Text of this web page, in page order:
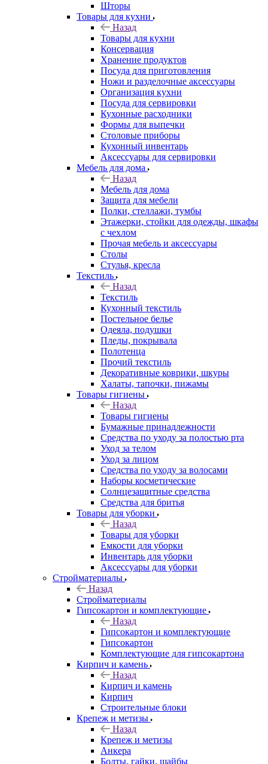
Шторы
Товары для кухни
Назад
Товары для кухни
Консервация
Хранение продуктов
Посуда для приготовления
Ножи и разделочные аксессуары
Организация кухни
Посуда для сервировки
Кухонные расходники
Формы для выпечки
Столовые приборы
Кухонный инвентарь
Аксессуары для сервировки
Мебель для дома
Назад
Мебель для дома
Защита для мебели
Полки, стеллажи, тумбы
Этажерки, стойки для одежды, шкафы
с чехлом
Прочая мебель и аксессуары
Столы
Стулья, кресла
Текстиль
Назад
Текстиль
Кухонный текстиль
Постельное белье
Одеяла, подушки
Пледы, покрывала
Полотенца
Прочий текстиль
Декоративные коврики, шкуры
Халаты, тапочки, пижамы
Товары гигиены
Назад
Товары гигиены
Бумажные принадлежности
Средства по уходу за полостью рта
Уход за телом
Уход за лицом
Средства по уходу за волосами
Наборы косметические
Солнцезащитные средства
Средства для бритья
Товары для уборки
Назад
Товары для уборки
Емкости для уборки
Инвентарь для уборки
Аксессуары для уборки
Стройматериалы
Назад
Стройматериалы
Гипсокартон и комплектующие
Назад
Гипсокартон и комплектующие
Гипсокартон
Комплектующие для гипсокартона
Кирпич и камень
Назад
Кирпич и камень
Кирпич
Строительные блоки
Крепеж и метизы
Назад
Крепеж и метизы
Анкера
Болты, гайки, шайбы